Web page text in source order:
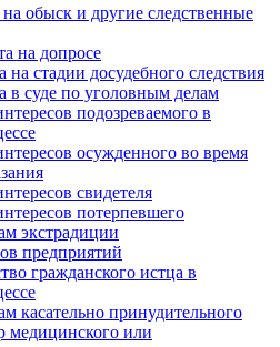
обыск и другие следственные
на допросе
на стадии досудебного следствия
в суде по уголовным делам
подозреваемого в
осужденного во время
свидетеля
потерпевшего
экстрадиции
предприятий
гражданского истца в
касательно принудительного
медицинского или